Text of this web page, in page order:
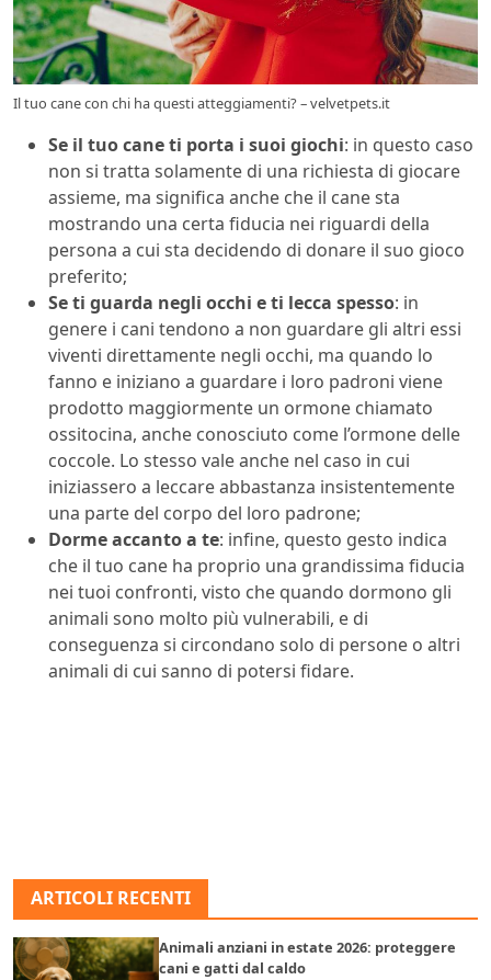
Il tuo cane con chi ha questi atteggiamenti? – velvetpets.it
Se il tuo cane ti porta i suoi giochi: in questo caso
non si tratta solamente di una richiesta di giocare
assieme, ma significa anche che il cane sta
mostrando una certa fiducia nei riguardi della
persona a cui sta decidendo di donare il suo gioco
preferito;
Se ti guarda negli occhi e ti lecca spesso: in
genere i cani tendono a non guardare gli altri essi
viventi direttamente negli occhi, ma quando lo
fanno e iniziano a guardare i loro padroni viene
prodotto maggiormente un ormone chiamato
ossitocina, anche conosciuto come l’ormone delle
coccole. Lo stesso vale anche nel caso in cui
iniziassero a leccare abbastanza insistentemente
una parte del corpo del loro padrone;
Dorme accanto a te: infine, questo gesto indica
che il tuo cane ha proprio una grandissima fiducia
nei tuoi confronti, visto che quando dormono gli
animali sono molto più vulnerabili, e di
conseguenza si circondano solo di persone o altri
animali di cui sanno di potersi fidare.
ARTICOLI RECENTI
Animali anziani in estate 2026: proteggere
cani e gatti dal caldo